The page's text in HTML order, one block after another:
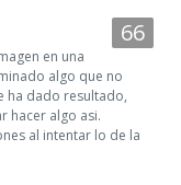
en una
algo que no
ha dado resultado,
hacer algo asi.
al intentar lo de la